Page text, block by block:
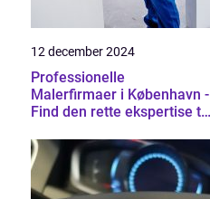
12 december 2024
Professionelle
Malerfirmaer i København -
Find den rette ekspertise til